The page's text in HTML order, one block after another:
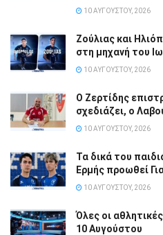
10 ΑΥΓΟΎΣΤΟΥ, 2026
Ζούλιας και
στη μηχανή του
10 ΑΥΓΟΎΣΤΟΥ, 2026
Ο Ζερτίδης
σχεδιάζει, ο
10 ΑΥΓΟΎΣΤΟΥ, 2026
Τα δικά του
Ερμής προωθεί
10 ΑΥΓΟΎΣΤΟΥ, 2026
Όλες οι
10 Αυγούστου